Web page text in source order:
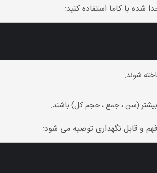
شده با کاما استفاده کنید:
شوند.
و قابل نگهداری توصیه می شود: